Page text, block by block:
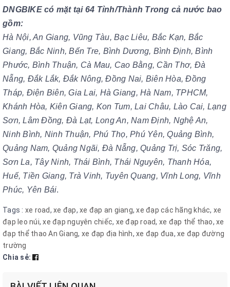
DNGBIKE có mặt tại 64 Tỉnh/Thành Trong cả nước bao
gồm:
Hà Nội, An Giang, Vũng Tàu, Bạc Liêu, Bắc Kạn, Bắc
Giang, Bắc Ninh, Bến Tre, Bình Dương, Bình Định, Bình
Phước, Bình Thuận, Cà Mau, Cao Bằng, Cần Thơ, Đà
Nẵng, Đắk Lắk, Đắk Nông, Đồng Nai, Biên Hòa, Đồng
Tháp, Điện Biên, Gia Lai, Hà Giang, Hà Nam, TPHCM,
Khánh Hòa, Kiên Giang, Kon Tum, Lai Châu, Lào Cai, Lạng
Sơn, Lâm Đồng, Đà Lạt, Long An, Nam Định, Nghệ An,
Ninh Bình, Ninh Thuận, Phú Thọ, Phú Yên, Quảng Bình,
Quảng Nam, Quảng Ngãi, Đà Nẵng, Quảng Trị, Sóc Trăng,
Sơn La, Tây Ninh, Thái Bình, Thái Nguyên, Thanh Hóa,
Huế, Tiền Giang, Trà Vinh, Tuyên Quang, Vĩnh Long, Vĩnh
Phúc, Yên Bái.
Tags : xe road, xe đạp, xe đạp an giang,xe đạp các hãng khác, xe
đạp leo núi,xe đạp nguyên chiếc, xe đạp road, xe đạp thể thao, xe
đạp thể thao An Giang, xe đạp địa hình, xe đạp đua, xe đạp đường
trường
Chia sẻ: